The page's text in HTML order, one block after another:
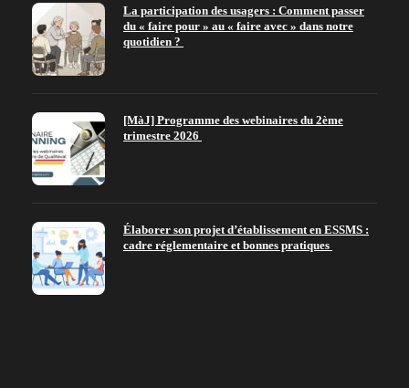
La participation des usagers : Comment passer
du « faire pour » au « faire avec » dans notre
quotidien ?
[MàJ] Programme des webinaires du 2ème
trimestre 2026
Élaborer son projet d’établissement en ESSMS :
cadre réglementaire et bonnes pratiques